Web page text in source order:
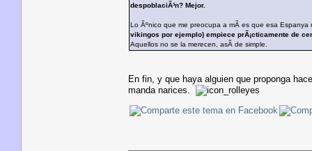
despoblaciÃ³n? Mejor.
Lo Ãºnico que me preocupa a mÃ­ es que esa
vikingos por ejemplo) empiece prÃ¡cticamente de
Aquellos no se la merecen, asÃ­ de simple.
En fin, y que haya alguien que proponga
manda narices.